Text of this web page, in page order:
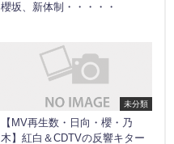
櫻坂、新体制・・・・・
未分類
【MV再生数・日向・櫻・乃
木】紅白＆CDTVの反響キター